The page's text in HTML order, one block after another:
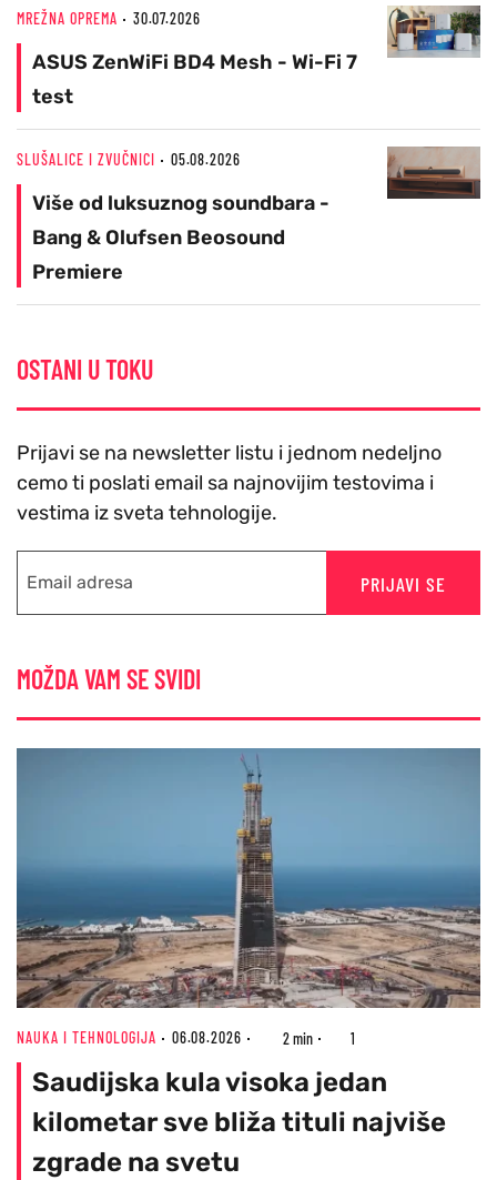
MREŽNA OPREMA 30.07.2026
ASUS ZenWiFi BD4 Mesh - Wi-Fi 7
test
SLUŠALICE I ZVUČNICI 05.08.2026
Više od luksuznog soundbara -
Bang & Olufsen Beosound
Premiere
OSTANI U TOKU
Prijavi se na newsletter listu i jednom nedeljno
cemo ti poslati email sa najnovijim testovima i
vestima iz sveta tehnologije.
PRIJAVI SE
MOŽDA VAM SE SVIDI
NAUKA I TEHNOLOGIJA 06.08.2026 2 min 1
Saudijska kula visoka jedan
kilometar sve bliža tituli najviše
zgrade na svetu